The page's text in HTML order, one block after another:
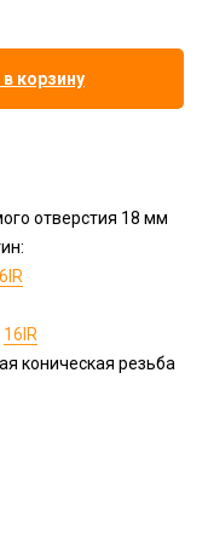
корзину
отверстия 18 мм
16IR
коническая резьба